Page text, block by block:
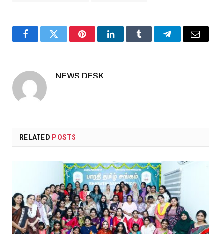
FacebookTwitter PinterestLinkedInTumblr TelegramEmail
NEWS DESK
RELATED POSTS